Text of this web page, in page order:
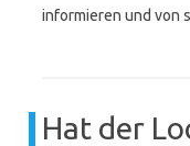
informieren und von
Hat der